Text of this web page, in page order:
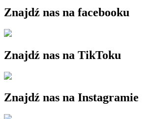
Znajdź nas na facebooku
Znajdź nas na TikToku
Znajdź nas na Instagramie